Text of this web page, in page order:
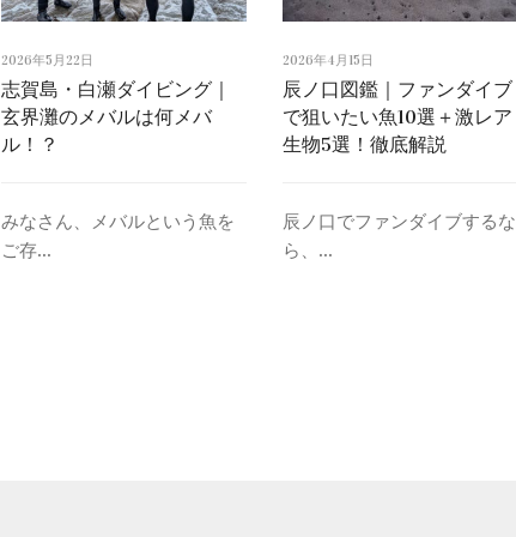
2026年5月22日
志賀島・白瀬ダイビング｜
玄界灘のメバルは何メバ
ル！？
みなさん、メバルという魚を
ご存...
2026年4月15日
辰ノ口図鑑｜ファンダイブ
で狙いたい魚10選＋激レア
生物5選！徹底解説
辰ノ口でファンダイブするな
ら、...